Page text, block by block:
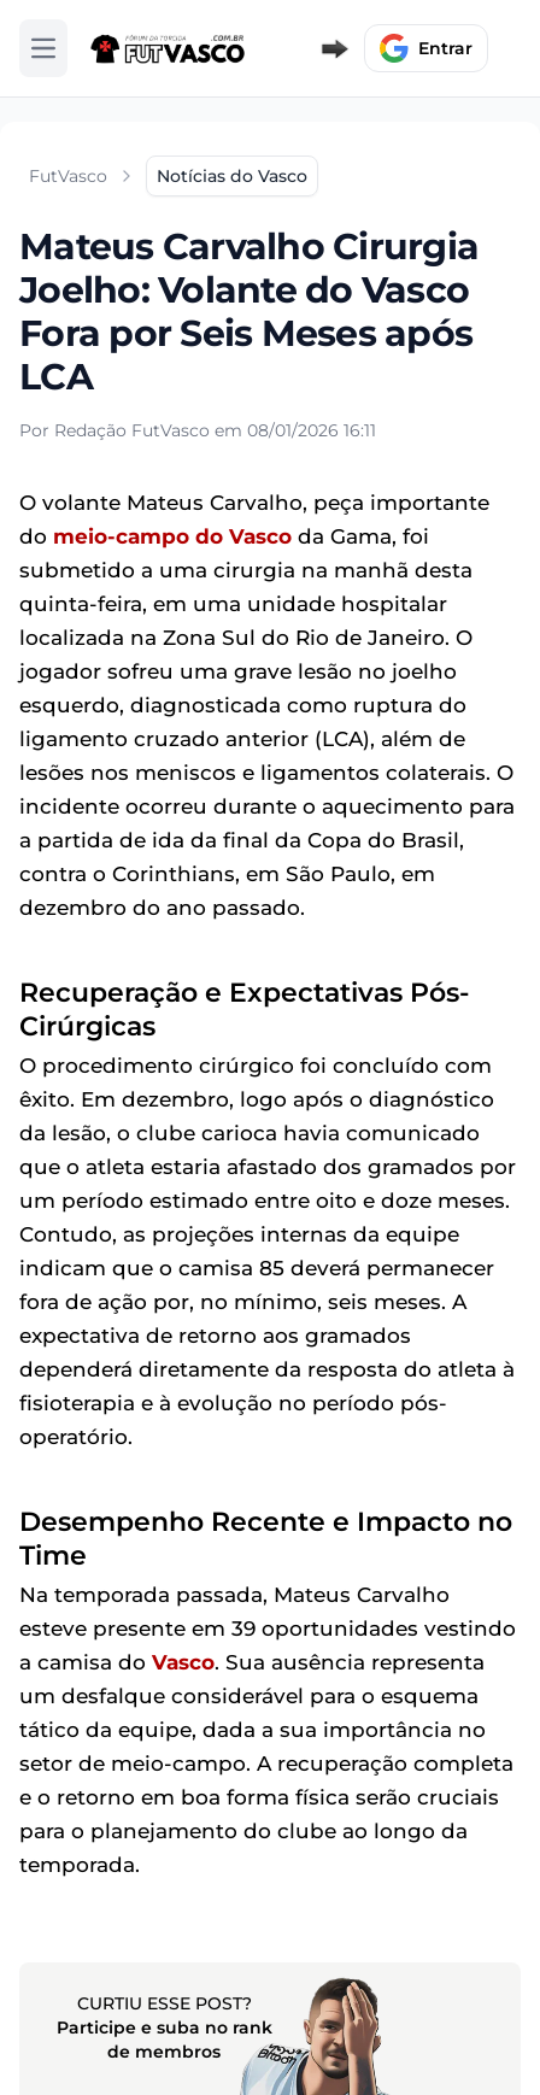
Abrir menu Entrar
FutVasco Notícias do Vasco
Mateus Carvalho Cirurgia
Joelho: Volante do Vasco
Fora por Seis Meses após
LCA
Por Redação FutVasco em 08/01/2026 16:11
O volante Mateus Carvalho, peça importante
do meio-campo do Vasco da Gama, foi
submetido a uma cirurgia na manhã desta
quinta-feira, em uma unidade hospitalar
localizada na Zona Sul do Rio de Janeiro. O
jogador sofreu uma grave lesão no joelho
esquerdo, diagnosticada como ruptura do
ligamento cruzado anterior (LCA), além de
lesões nos meniscos e ligamentos colaterais. O
incidente ocorreu durante o aquecimento para
a partida de ida da final da Copa do Brasil,
contra o Corinthians, em São Paulo, em
dezembro do ano passado.
Recuperação e Expectativas Pós-
Cirúrgicas
O procedimento cirúrgico foi concluído com
êxito. Em dezembro, logo após o diagnóstico
da lesão, o clube carioca havia comunicado
que o atleta estaria afastado dos gramados por
um período estimado entre oito e doze meses.
Contudo, as projeções internas da equipe
indicam que o camisa 85 deverá permanecer
fora de ação por, no mínimo, seis meses. A
expectativa de retorno aos gramados
dependerá diretamente da resposta do atleta à
fisioterapia e à evolução no período pós-
operatório.
Desempenho Recente e Impacto no
Time
Na temporada passada, Mateus Carvalho
esteve presente em 39 oportunidades vestindo
a camisa do Vasco. Sua ausência representa
um desfalque considerável para o esquema
tático da equipe, dada a sua importância no
setor de meio-campo. A recuperação completa
e o retorno em boa forma física serão cruciais
para o planejamento do clube ao longo da
temporada.
CURTIU ESSE POST?
Participe e suba no rank
de membros